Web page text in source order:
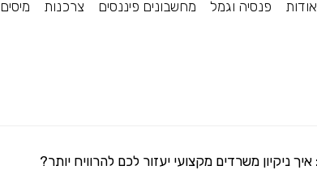
אודות פנסיה וגמל מחשבונים פיננסים צרכנות מיסים
ניקיון משרדים מקצועי יעזור לכם להרוויח יותר?